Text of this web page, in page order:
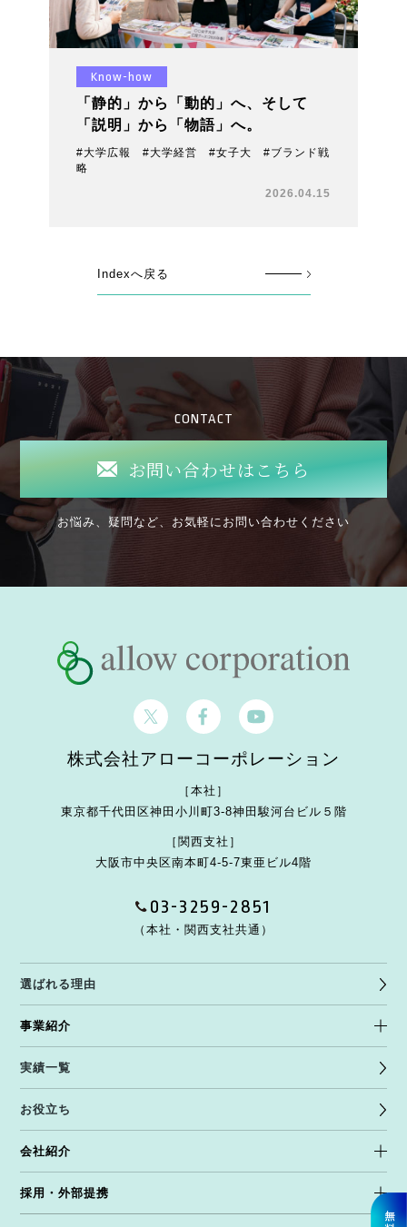
Know-how
「静的」から「動的」へ、そして
「説明」から「物語」へ。
#大学広報 #大学経営 #女子大 #ブランド戦
略
2026.04.15
Indexへ戻る
CONTACT
お問い合わせはこちら
お悩み、疑問など、お気軽にお問い合わせください
株式会社アローコーポレーション
［本社］
東京都千代田区神田小川町3-8神田駿河台ビル５階
［関西支社］
大阪市中央区南本町4-5-7東亜ビル4階
03-3259-2851
（本社・関西支社共通）
選ばれる理由
事業紹介
実績一覧
お役立ち
会社紹介
採用・外部提携